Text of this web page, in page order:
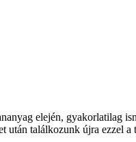
elején, gyakorlatilag
után találkozunk újra ezzel a